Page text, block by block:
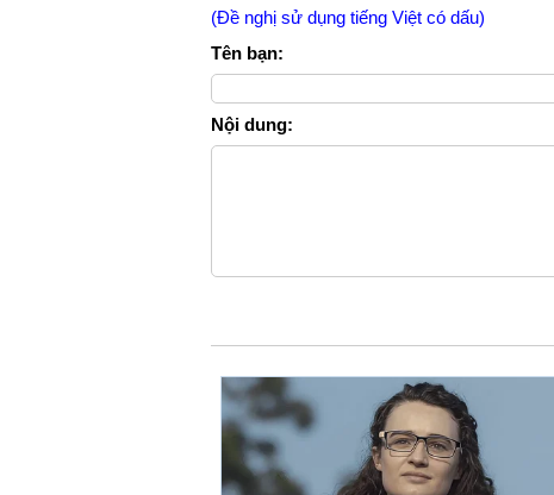
(Đề nghị sử dụng tiếng Việt có dấu)
Tên bạn:
Nội dung: